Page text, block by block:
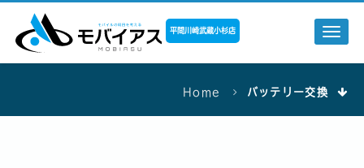
平間川崎武蔵小杉店
Home バッテリー交換